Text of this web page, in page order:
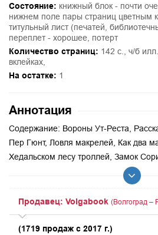
Состояние: книжный блок - почти
нижнем поле пары страниц цветным
титульный лист (печатей,
переплет - хорошее, потерт
Количество страниц: 142 с., ч/б
вклейках,
На остатке: 1
Аннотация
Содержание: Вороны Ут-Реста,
Пер Гюнт, Ловля макрелей, Как два
Хедальском лесу троллей, Замок
Продавец: Volgabook (Волгоград –
(1719 продаж с 2017 г.)